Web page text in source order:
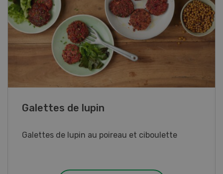
Rouleaux de printemps
Rouleaux de printemps aux poulet